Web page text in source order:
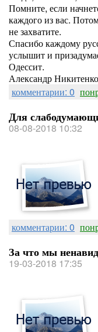
Помните, если
каждого из вас.
не захватите.
Спасибо каждому
услышит и
Одессит.
Александр Никитенко
комментарии: 0
Для
08-08-2018 10:32
комментарии: 0
За что мы
19-03-2018 17:35